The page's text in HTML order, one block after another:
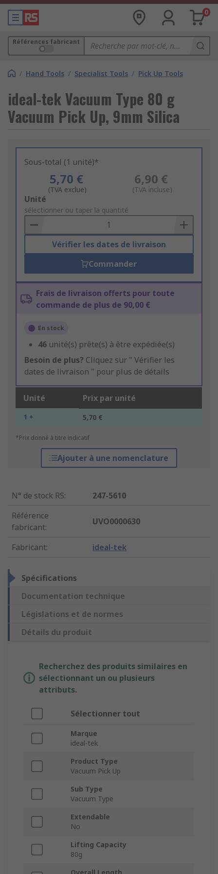
0
Références fabricant
/ Hand Tools / Specialist Tools / Pick Up Tools
ideal-tek Vacuum Type 80 g
Vacuum Pick Up, 9mm Silica
Sous-total (1 unité)*
5,70 €
(TVA exclue)
6,90 €
(TVA incluse)
Add
to
Basket
Unité
sélectionner ou taper la quantité
Vérifier les dates de livraison
Commander
Frais de livraison offerts pour toute
commande de plus de 90,00 €
En stock
46 unité(s) prête(s) à être expédiée(s)
Besoin de plus? Cliquez sur " Vérifier les
dates de livraison " pour plus de détails
Unité Prix par unité
1 + 5,70 €
*Prix donné à titre indicatif
Ajouter à une nomenclature
N° de stock RS:
247-5610
Référence
fabricant:
UVO0000630
Fabricant: ideal-tek
Spécifications
Documentation technique
Législations et de normes
Détails du produit
Recherchez des produits similaires en
sélectionnant un ou plusieurs
attributs.
Sélectionner tout
Marque
ideal-tek
Product Type
Vacuum Pick Up
Sub Type
Vacuum Type
Extendable
No
Lifting Capacity
80g